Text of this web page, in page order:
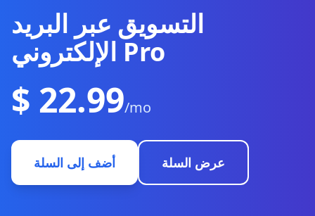
التسويق عبر البريد
$ 22.99/mo
أضف إلى السلة عرض السلة